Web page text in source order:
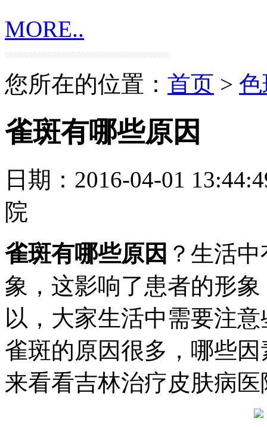
MORE..
您所在的位置： 首页 >
雀斑有哪些原因
日期：2016-04-01
院
雀斑有哪些原因 ？生活
象，这影响了患者的形
以，大家生活中需要注
雀斑的原因很多，哪些
来看看吉林治疗皮肤病